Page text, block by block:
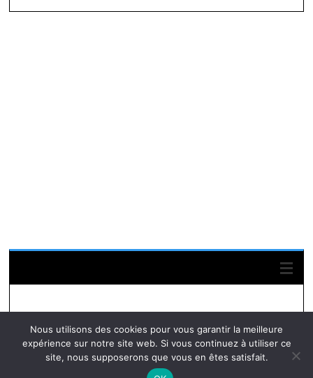
Nous utilisons des cookies pour vous garantir la meilleure
expérience sur notre site web. Si vous continuez à utiliser ce
site, nous supposerons que vous en êtes satisfait.